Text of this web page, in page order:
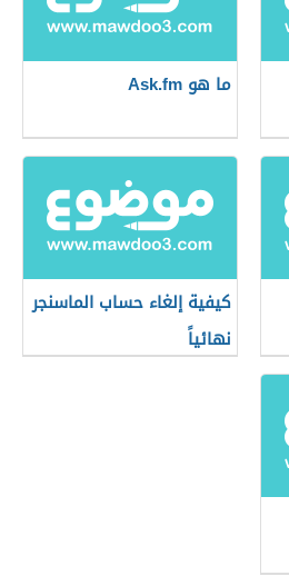
ما هو Ask.fm
كيفية إلغاء حساب الماسنجر
نهائياً